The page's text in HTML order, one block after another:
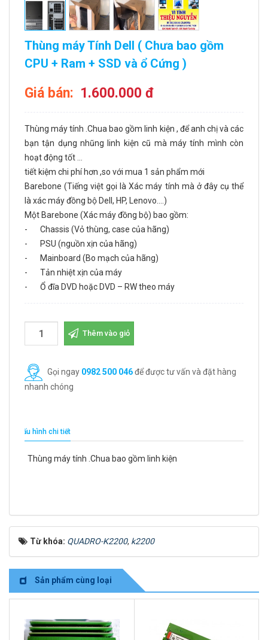
Thùng máy Tính Dell ( Chưa bao gồm
CPU + Ram + SSD và ổ Cứng )
Giá bán: 1.600.000 đ
Thùng máy tính .Chua bao gồm linh kiện , để anh chị và các
bạn tận dụng nhũng linh kiện cũ mà máy tính mình còn
hoạt động tốt ...
tiết kiệm chi phí hơn ,so với mua 1 sản phẩm mới
Barebone (Tiếng việt gọi là Xác máy tính mà ở đây cụ thể
là xác máy đồng bộ Dell, HP, Lenovo….)
Một Barebone (Xác máy đồng bộ) bao gồm:
- Chassis (Vỏ thùng, case của hãng)
- PSU (nguồn xịn của hãng)
- Mainboard (Bo mạch của hãng)
- Tản nhiệt xịn của máy
- Ổ đĩa DVD hoặc DVD – RW theo máy
Thêm vào giỏ
Gọi ngay 0982 500 046để được tư vấn và đặt hàng
nhanh chóng
Cấu hình chi tiết
Thùng máy tính .Chua bao gồm linh kiện
Từ khóa: QUADRO-K2200, k2200
Sản phẩm cùng loại